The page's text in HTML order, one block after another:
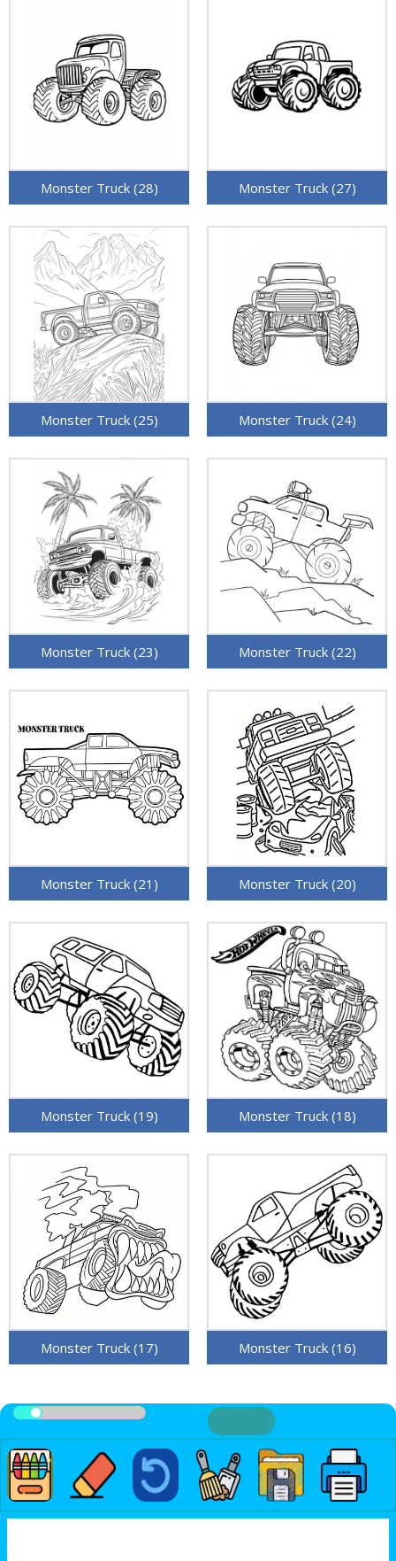
Monster Truck (28) Monster Truck (27)
Monster Truck (25) Monster Truck (24)
Monster Truck (23) Monster Truck (22)
Monster Truck (21) Monster Truck (20)
Monster Truck (19) Monster Truck (18)
Monster Truck (17) Monster Truck (16)